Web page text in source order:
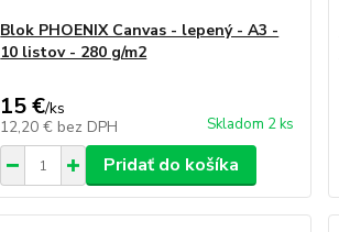
Blok PHOENIX Canvas - lepený - A3 -
10 listov - 280 g/m2
15 €/ks
12,20 € bez DPH Skladom 2 ks
Pridať do košíka